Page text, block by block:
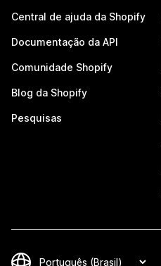
Central de ajuda da Shopify
Documentação da API
Comunidade Shopify
Blog da Shopify
Pesquisas